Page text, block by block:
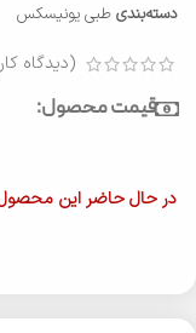
دسته‌بندی طبی یونیسکس
(دیدگاه
قیمت محصول:
در حال حاضر این محصول